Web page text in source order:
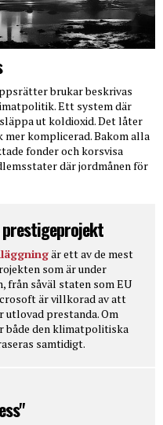
brukar beskrivas
Ett system där
ut koldioxid. Det låter
komplicerad. Bakom alla
fonder och korsvisa
där jordmånen för
är ett av de mest
som är under
från såväl staten som EU
är villkorad av att
utlovad prestanda. Om
både den klimatpolitiska
samtidigt.